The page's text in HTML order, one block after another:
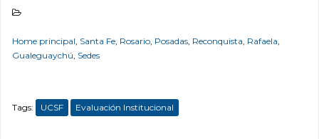
Home principal Santa Fe Rosario Posadas Reconquista Rafaela
Gualeguaychú Sedes
Tags: UCSF Evaluación Institucional